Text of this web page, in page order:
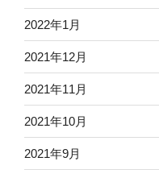
2022年1月
2021年12月
2021年11月
2021年10月
2021年9月